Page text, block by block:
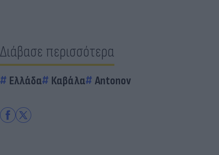
Διάβασε περισσότερα
Ελλάδα Καβάλα Antonov